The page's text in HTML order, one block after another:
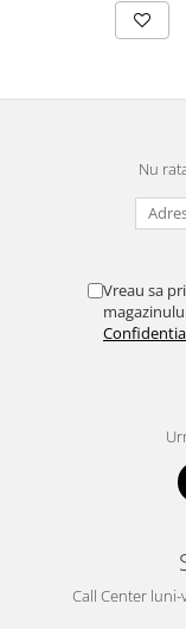
Nu
Vreau sa
Call Center